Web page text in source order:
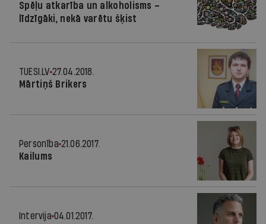
Spēļu atkarība un alkoholisms –
līdzīgāki, nekā varētu šķist
TUESI.LV 27.04.2018.
Mārtiņš Brikers
Personība 21.06.2017.
Kailums
Intervija 04.01.2017.